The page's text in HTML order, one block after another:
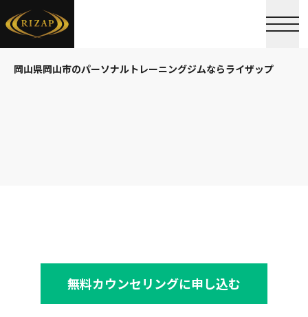
岡山県岡山市のパーソナルトレーニングジムならライザップ
無料カウンセリングに申し込む